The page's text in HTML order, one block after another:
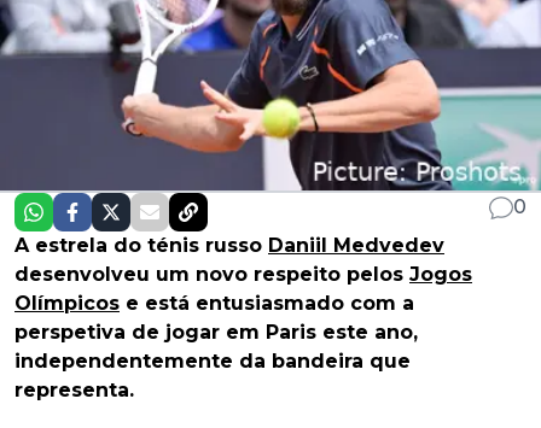
0
A estrela do ténis russo Daniil Medvedev
desenvolveu um novo respeito pelos Jogos
Olímpicos e está entusiasmado com a
perspetiva de jogar em Paris este ano,
independentemente da bandeira que
representa.